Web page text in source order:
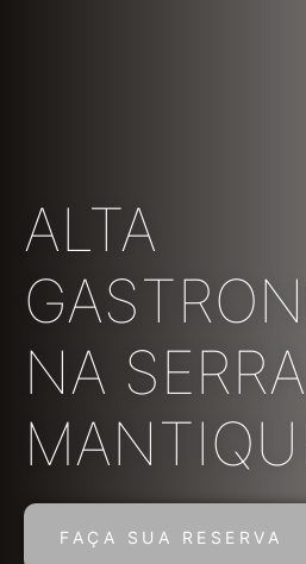
ALTA
NA
FAÇA SUA RESERVA